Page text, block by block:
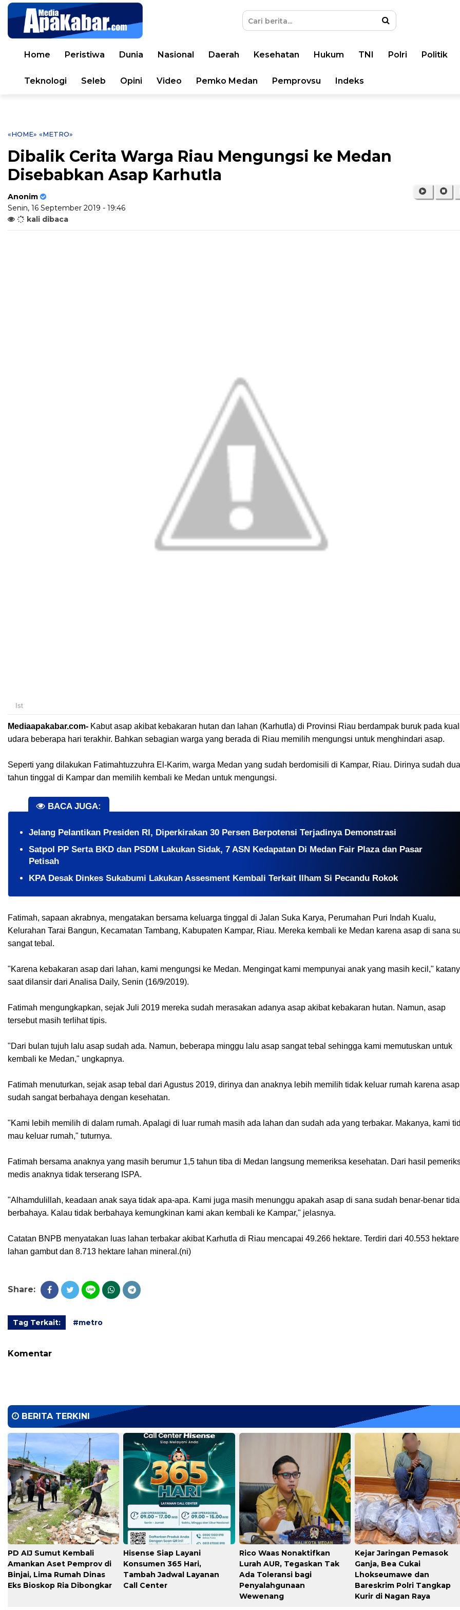
Home Peristiwa Dunia Nasional Daerah Kesehatan Hukum TNI Polri Politik
Teknologi Seleb Opini Video Pemko Medan Pemprovsu Indeks
«HOME» «METRO»
Dibalik Cerita Warga Riau Mengungsi ke Medan
Disebabkan Asap Karhutla
Anonim
Senin, 16 September 2019 - 19:46
kali dibaca
Ist
Mediaapakabar.com- Kabut asap akibat kebakaran hutan dan lahan (Karhutla) di Provinsi Riau berdampak buruk pada
udara beberapa hari terakhir. Bahkan sebagian warga yang berada di Riau memilih mengungsi untuk menghindari asap.
Seperti yang dilakukan Fatimahtuzzuhra El-Karim, warga Medan yang sudah berdomisili di Kampar, Riau. Dirinya sudah dua
tahun tinggal di Kampar dan memilih kembali ke Medan untuk mengungsi.
BACA JUGA:
Jelang Pelantikan Presiden RI, Diperkirakan 30 Persen Berpotensi Terjadinya Demonstrasi
Satpol PP Serta BKD dan PSDM Lakukan Sidak, 7 ASN Kedapatan Di Medan Fair Plaza dan Pasar
Petisah
KPA Desak Dinkes Sukabumi Lakukan Assesment Kembali Terkait Ilham Si Pecandu Rokok
Fatimah, sapaan akrabnya, mengatakan bersama keluarga tinggal di Jalan Suka Karya, Perumahan Puri Indah Kualu,
Kelurahan Tarai Bangun, Kecamatan Tambang, Kabupaten Kampar, Riau. Mereka kembali ke Medan karena asap di sana
sangat tebal.
"Karena kebakaran asap dari lahan, kami mengungsi ke Medan. Mengingat kami mempunyai anak yang masih kecil,"
saat dilansir dari Analisa Daily, Senin (16/9/2019).
Fatimah mengungkapkan, sejak Juli 2019 mereka sudah merasakan adanya asap akibat kebakaran hutan. Namun, asap
tersebut masih terlihat tipis.
"Dari bulan tujuh lalu asap sudah ada. Namun, beberapa minggu lalu asap sangat tebal sehingga kami memutuskan untuk
kembali ke Medan," ungkapnya.
Fatimah menuturkan, sejak asap tebal dari Agustus 2019, dirinya dan anaknya lebih memilih tidak keluar rumah karena asap
sudah sangat berbahaya dengan kesehatan.
"Kami lebih memilih di dalam rumah. Apalagi di luar rumah masih ada lahan dan sudah ada yang terbakar. Makanya, kami
mau keluar rumah," tuturnya.
Fatimah bersama anaknya yang masih berumur 1,5 tahun tiba di Medan langsung memeriksa kesehatan. Dari hasil
medis anaknya tidak terserang ISPA.
"Alhamdulillah, keadaan anak saya tidak apa-apa. Kami juga masih menunggu apakah asap di sana sudah benar-benar
berbahaya. Kalau tidak berbahaya kemungkinan kami akan kembali ke Kampar," jelasnya.
Catatan BNPB menyatakan luas lahan terbakar akibat Karhutla di Riau mencapai 49.266 hektare. Terdiri dari 40.553 hektare
lahan gambut dan 8.713 hektare lahan mineral.(ni)
Share:
Tag Terkait: #metro
Komentar
BERITA TERKINI
PD AIJ Sumut Kembali
Amankan Aset Pemprov di
Binjai, Lima Rumah Dinas
Eks Bioskop Ria Dibongkar
Hisense Siap Layani
Konsumen 365 Hari,
Tambah Jadwal Layanan
Call Center
Rico Waas Nonaktifkan
Lurah AUR, Tegaskan Tak
Ada Toleransi bagi
Penyalahgunaan
Wewenang
Kejar Jaringan Pemasok
Ganja, Bea Cukai
Lhokseumawe dan
Bareskrim Polri Tangkap
Kurir di Nagan Raya